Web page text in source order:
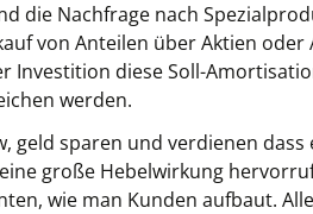
die Nachfrage nach
von Anteilen über Aktien oder
diese Soll-
werden.
sparen und verdienen dass
große Hebelwirkung
wie man Kunden aufbaut.